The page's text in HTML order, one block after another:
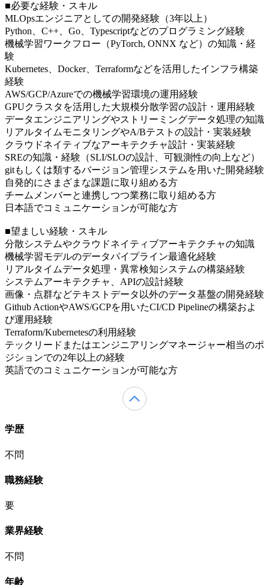
■必要な経験・スキル
MLOpsエンジニアとしての開発経験（3年以上）
Python、C++、Go、Typescriptなどのプログラミング経験
機械学習ワークフロー（PyTorch, ONNX など）の知識・経
験
Kubernetes、Docker、Terraformなどを活用したインフラ構築
経験
AWS/GCP/Azureでの機械学習環境の運用経験
GPUクラスタを活用した大規模分散学習の設計・運用経験
データエンジニアリングやストリーミングデータ処理の知識
リアルタイムモニタリングやA/Bテストの設計・実装経験
クラウドネイティブなアーキテクチャ設計・実装経験
SREの知識・経験（SLI/SLOの設計、可観測性の向上など）
gitもしくは類するバージョン管理システムを用いた開発経験
自発的にさまざまな課題に取り組める方
チームメンバーと連携しつつ業務に取り組める方
日本語でコミュニケーションが可能な方
■望ましい経験・スキル
分散システムやクラウドネイティブアーキテクチャの知識
機械学習モデルのデータパイプライン最適化経験
リアルタイムデータ処理・異常検知システムの構築経験
システムアーキテクチャ、APIの設計経験
画像・点群などテキストデータ以外のデータ基盤の開発経験
Github ActionやAWS/GCPを用いたCI/CD Pipelineの構築およ
び運用経験
Terraform/Kubernetesの利用経験
テックリードまたはエンジニアリングマネージャー相当のポ
ジションでの2年以上の経験
英語でのコミュニケーションが可能な方
学歴
不問
職務経験
要
業界経験
不問
年齢